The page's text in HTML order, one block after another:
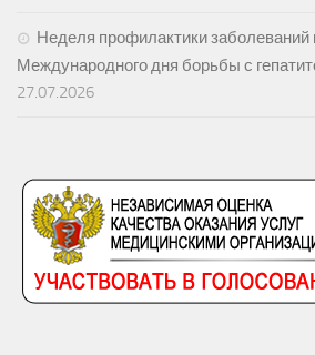
Неделя профилактики заболеваний
Международного дня борьбы с
27.07.2026